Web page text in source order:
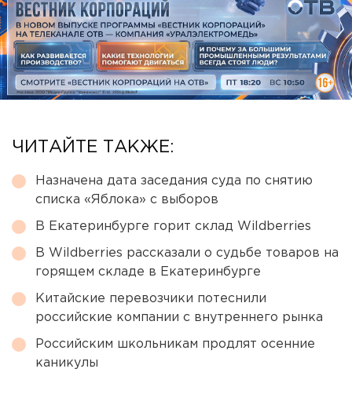
ЧИТАЙТЕ ТАКЖЕ:
Назначена дата заседания суда по снятию
списка «Яблока» с выборов
В Екатеринбурге горит склад Wildberries
В Wildberries рассказали о судьбе товаров на
горящем складе в Екатеринбурге
Китайские перевозчики потеснили
российские компании с внутреннего рынка
Российским школьникам продлят осенние
каникулы